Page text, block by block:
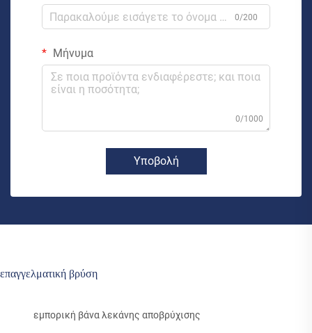
0/200
Μήνυμα
0/1000
Υποβολή
επαγγελματική βρύση
εμπορική βάνα λεκάνης αποβρύχισης